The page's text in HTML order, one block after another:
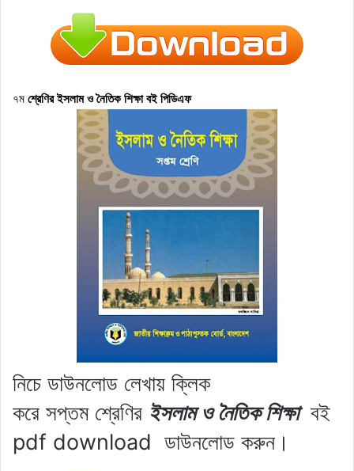
৭ম শ্রেণিরইসলাম ও নৈতিক শিক্ষাবই পিডিএফ
নিচে ডাউনলোড লেখায় ক্লিক
করে সপ্তম শ্রেণির ইসলাম ও নৈতিক শিক্ষা বই
pdf download ডাউনলোড করুন।